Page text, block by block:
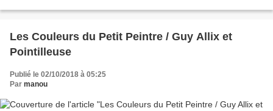
Les Couleurs du Petit Peintre / Guy Allix et
Pointilleuse
Publié le 02/10/2018 à 05:25
Par manou